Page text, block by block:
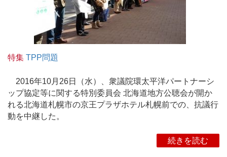
特集 TPP問題
2016年10月26日（水）、衆議院環太平洋パートナーシ
ップ協定等に関する特別委員会 北海道地方公聴会が開か
れる北海道札幌市の京王プラザホテル札幌前での、抗議行
動を中継した。
続きを読む